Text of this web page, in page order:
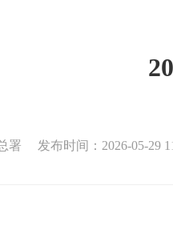
署 发布时间：2026-05-29